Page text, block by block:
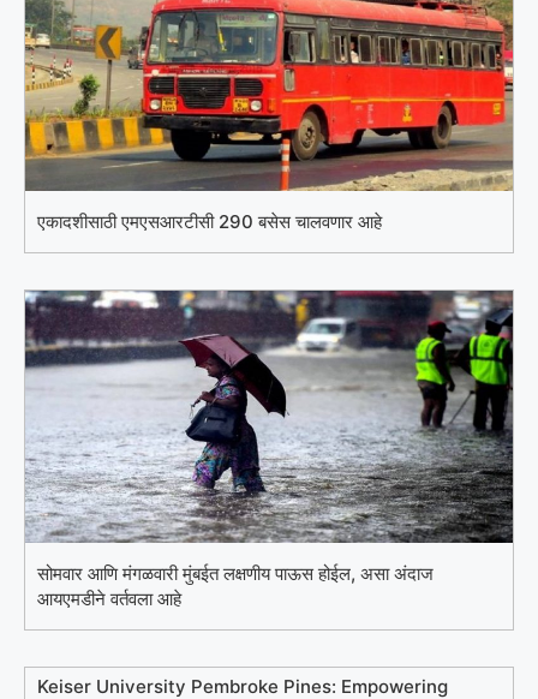
एकादशीसाठी एमएसआरटीसी 290 बसेस चालवणार आहे
सोमवार आणि मंगळवारी मुंबईत लक्षणीय पाऊस होईल, असा अंदाज
आयएमडीने वर्तवला आहे
Keiser University Pembroke Pines: Empowering